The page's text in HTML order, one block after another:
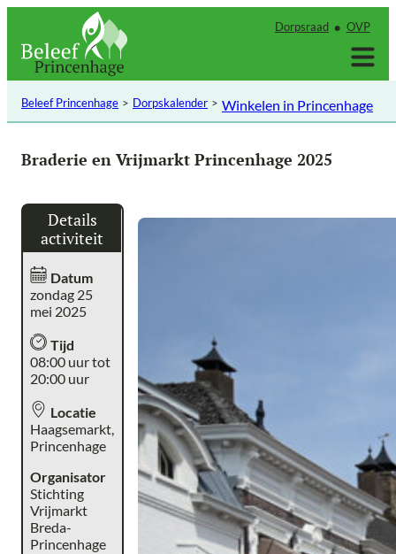
inhoud
Dorpsraad OVP
Beleef Princenhage Dorpskalender Winkelen in Princenhage
Braderie en Vrijmarkt Princenhage 2025
Details
activiteit
Datum
zondag 25
mei 2025
Tijd
08:00 uur tot
20:00 uur
Locatie
Haagsemarkt,
Princenhage
Organisator
Stichting
Vrijmarkt
Breda-
Princenhage